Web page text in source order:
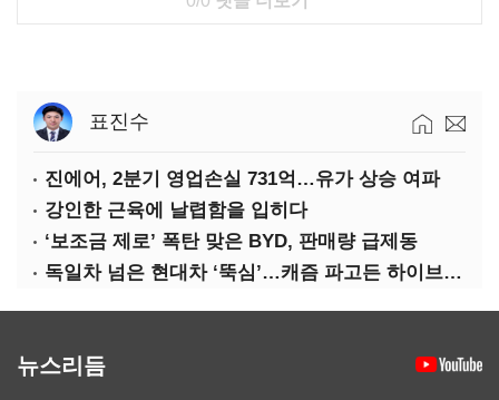
표진수
진에어, 2분기 영업손실 731억…유가 상승 여파
강인한 근육에 날렵함을 입히다
‘보조금 제로’ 폭탄 맞은 BYD, 판매량 급제동
독일차 넘은 현대차 ‘뚝심’…캐즘 파고든 하이브리드 역전극
뉴스리듬